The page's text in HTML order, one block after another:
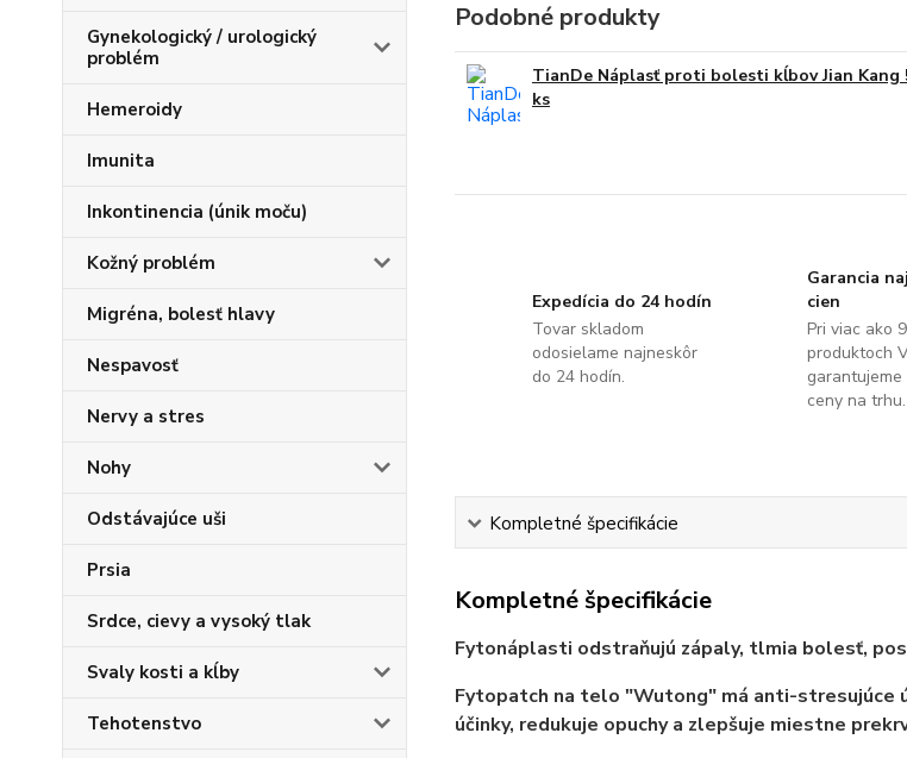
Gynekologický / urologický
problém
Hemeroidy
Imunita
Inkontinencia (únik moču)
Kožný problém
Migréna, bolesť hlavy
Nespavosť
Nervy a stres
Nohy
Odstávajúce uši
Prsia
Srdce, cievy a vysoký tlak
Svaly kosti a kĺby
Tehotenstvo
Podobné produkty
TianDe Náplasť proti bolesti kĺbov Jian Kang
ks
Expedícia do 24 hodín
Tovar skladom
odosielame najneskôr
do 24 hodín.
Garancia
cien
Pri viac ako
produktoch
ceny na trhu.
Kompletné špecifikácie
Kompletné špecifikácie
Fytonáplasti odstraňujú zápaly, tlmia bolesť,
Fytopatch na telo "Wutong" má anti-stresujúce
účinky, redukuje opuchy a zlepšuje miestne